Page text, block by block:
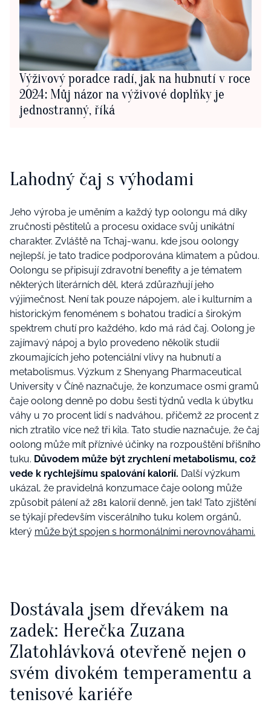
Výživový poradce radí, jak na hubnutí v roce
2024: Můj názor na výživové doplňky je
jednostranný, říká
Lahodný čaj s výhodami
Jeho výroba je uměním a každý typ oolongu má díky
zručnosti pěstitelů a procesu oxidace svůj unikátní
charakter. Zvláště na Tchaj-wanu, kde jsou oolongy
nejlepší, je tato tradice podporována klimatem a půdou.
Oolongu se připisují zdravotní benefity a je tématem
některých literárních děl, která zdůrazňují jeho
výjimečnost. Není tak pouze nápojem, ale i kulturním a
historickým fenoménem s bohatou tradicí a širokým
spektrem chutí pro každého, kdo má rád čaj. Oolong je
zajímavý nápoj a bylo provedeno několik studií
zkoumajících jeho potenciální vlivy na hubnutí a
metabolismus. Výzkum z Shenyang Pharmaceutical
University v Číně naznačuje, že konzumace osmi gramů
čaje oolong denně po dobu šesti týdnů vedla k úbytku
váhy u 70 procent lidí s nadváhou, přičemž 22 procent z
nich ztratilo více než tři kila. Tato studie naznačuje, že čaj
oolong může mít příznivé účinky na rozpouštění břišního
tuku. Důvodem může být zrychlení metabolismu, což
vede k rychlejšímu spalování kalorií. Další výzkum
ukázal, že pravidelná konzumace čaje oolong může
způsobit pálení až 281 kalorií denně, jen tak! Tato zjištění
se týkají především viscerálního tuku kolem orgánů,
který může být spojen s hormonálními nerovnováhami.
Dostávala jsem dřevákem na
zadek: Herečka Zuzana
Zlatohlávková otevřeně nejen o
svém divokém temperamentu a
tenisové kariéře